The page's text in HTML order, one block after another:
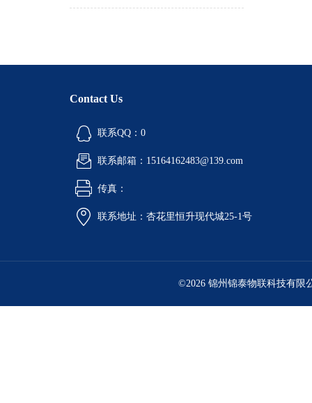
Contact Us
联系QQ：0
联系邮箱：15164162483@139.com
传真：
联系地址：杏花里恒升现代城25-1号
©2026 锦州锦泰物联科技有限